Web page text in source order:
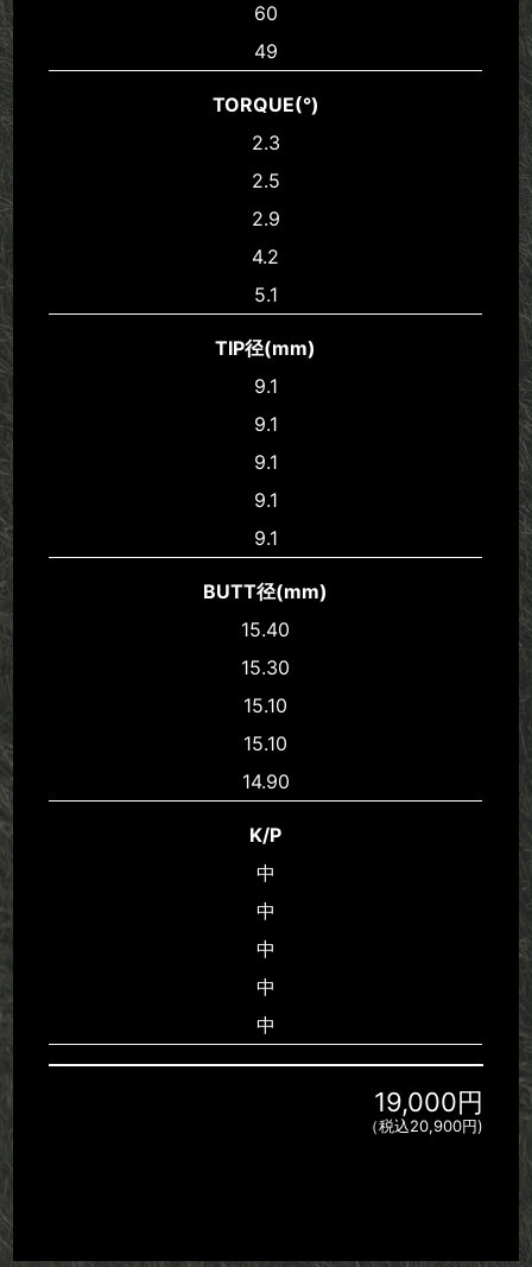
60
49
TORQUE(°)
2.3
2.5
2.9
4.2
5.1
TIP径(mm)
9.1
9.1
9.1
9.1
9.1
BUTT径(mm)
15.40
15.30
15.10
15.10
14.90
K/P
中
中
中
中
中
19,000円
（税込20,900円)